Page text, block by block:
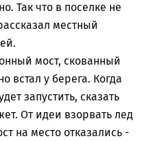
Так что в поселке не
местный
мост, скованный
встал у берега. Когда
запустить, сказать
От идеи взорвать лед
на место отказались -